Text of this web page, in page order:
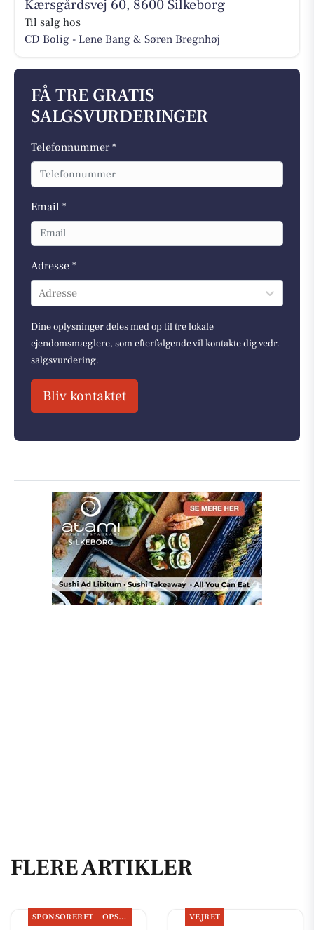
Kærsgårdsvej 60, 8600 Silkeborg
Til salg hos
CD Bolig - Lene Bang & Søren Bregnhøj
FÅ TRE GRATIS
SALGSVURDERINGER
Telefonnummer *
Email *
Adresse *
Adresse
Dine oplysninger deles med op til tre lokale
ejendomsmæglere, som efterfølgende vil kontakte dig vedr.
salgsvurdering.
Bliv kontaktet
FLERE ARTIKLER
SPONSORERET OPSLAGSTAVLEN VEJRET